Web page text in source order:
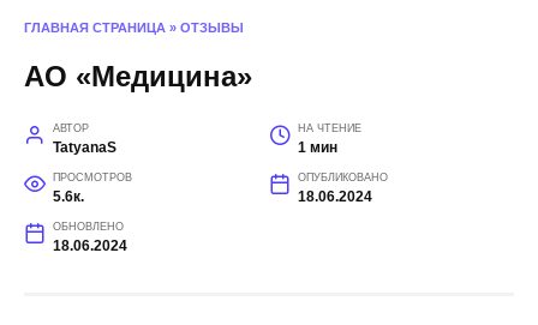
ГЛАВНАЯ СТРАНИЦА » ОТЗЫВЫ
АО «Медицина»
АВТОР
TatyanaS
НА ЧТЕНИЕ
1 мин
ПРОСМОТРОВ
5.6к.
ОПУБЛИКОВАНО
18.06.2024
ОБНОВЛЕНО
18.06.2024